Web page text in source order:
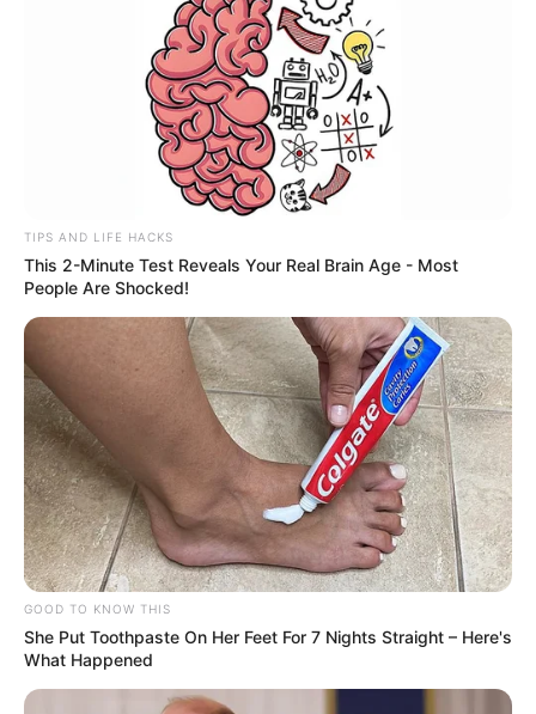
ΤΑΥΤΟΤΗΤΑ ΚΑΙ ΕΠΙΚΟΙΝΩΝΙΑ
TIPS AND LIFE HACKS
This 2-Minute Test Reveals Your Real Brain Age - Most
People Are Shocked!
GOOD TO KNOW THIS
She Put Toothpaste On Her Feet For 7 Nights Straight – Here's
What Happened